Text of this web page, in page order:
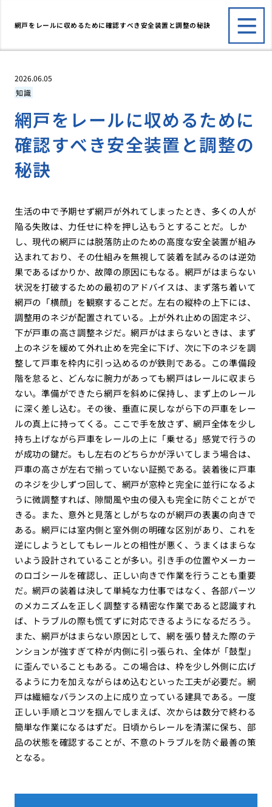
網戸をレールに収めるために確認すべき安全装置と調整の秘訣
2026.06.05
知識
網戸をレールに収めるために
確認すべき安全装置と調整の
秘訣
生活の中で予期せず網戸が外れてしまったとき、多くの人が
陥る失敗は、力任せに枠を押し込もうとすることだ。しか
し、現代の網戸には脱落防止のための高度な安全装置が組み
込まれており、その仕組みを無視して装着を試みるのは逆効
果であるばかりか、故障の原因にもなる。網戸がはまらない
状況を打破するための最初のアドバイスは、まず落ち着いて
網戸の「横顔」を観察することだ。左右の縦枠の上下には、
調整用のネジが配置されている。上が外れ止めの固定ネジ、
下が戸車の高さ調整ネジだ。網戸がはまらないときは、まず
上のネジを緩めて外れ止めを完全に下げ、次に下のネジを調
整して戸車を枠内に引っ込めるのが鉄則である。この準備段
階を怠ると、どんなに腕力があっても網戸はレールに収まら
ない。準備ができたら網戸を斜めに保持し、まず上のレール
に深く差し込む。その後、垂直に戻しながら下の戸車をレー
ルの真上に持ってくる。ここで手を放さず、網戸全体を少し
持ち上げながら戸車をレールの上に「乗せる」感覚で行うの
が成功の鍵だ。もし左右のどちらかが浮いてしまう場合は、
戸車の高さが左右で揃っていない証拠である。装着後に戸車
のネジを少しずつ回して、網戸が窓枠と完全に並行になるよ
うに微調整すれば、隙間風や虫の侵入も完全に防ぐことがで
きる。また、意外と見落としがちなのが網戸の表裏の向きで
ある。網戸には室内側と室外側の明確な区別があり、これを
逆にしようとしてもレールとの相性が悪く、うまくはまらな
いよう設計されていることが多い。引き手の位置やメーカー
のロゴシールを確認し、正しい向きで作業を行うことも重要
だ。網戸の装着は決して単純な力仕事ではなく、各部パーツ
のメカニズムを正しく調整する精密な作業であると認識すれ
ば、トラブルの際も慌てずに対応できるようになるだろう。
また、網戸がはまらない原因として、網を張り替えた際のテ
ンションが強すぎて枠が内側に引っ張られ、全体が「鼓型」
に歪んでいることもある。この場合は、枠を少し外側に広げ
るように力を加えながらはめ込むといった工夫が必要だ。網
戸は繊細なバランスの上に成り立っている建具である。一度
正しい手順とコツを掴んでしまえば、次からは数分で終わる
簡単な作業になるはずだ。日頃からレールを清潔に保ち、部
品の状態を確認することが、不意のトラブルを防ぐ最善の策
となる。